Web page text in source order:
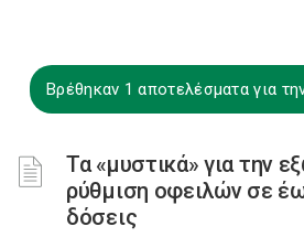
Βρέθηκαν 1 αποτελέσματα για
Τα «μυστικά» για την
ρύθμιση οφειλών σε
δόσεις